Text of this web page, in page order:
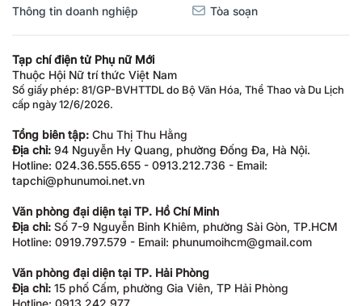
Thông tin doanh nghiệp Tòa soạn
Tạp chí điện tử Phụ nữ Mới
Thuộc Hội Nữ trí thức Việt Nam
Số giấy phép: 81/GP-BVHTTDL do Bộ Văn Hóa, Thể Thao và Du Lịch
cấp ngày 12/6/2026.
Tổng biên tập: Chu Thị Thu Hằng
Địa chỉ: 94 Nguyễn Hy Quang, phường Đống Đa, Hà Nội.
Hotline: 024.36.555.655 - 0913.212.736 - Email:
tapchi@phunumoi.net.vn
Văn phòng đại diện tại TP. Hồ Chí Minh
Địa chỉ: Số 7-9 Nguyễn Bỉnh Khiêm, phường Sài Gòn, TP.HCM
Hotline: 0919.797.579 - Email: phunumoihcm@gmail.com
Văn phòng đại diện tại TP. Hải Phòng
Địa chỉ: 15 phố Cấm, phường Gia Viên, TP Hải Phòng